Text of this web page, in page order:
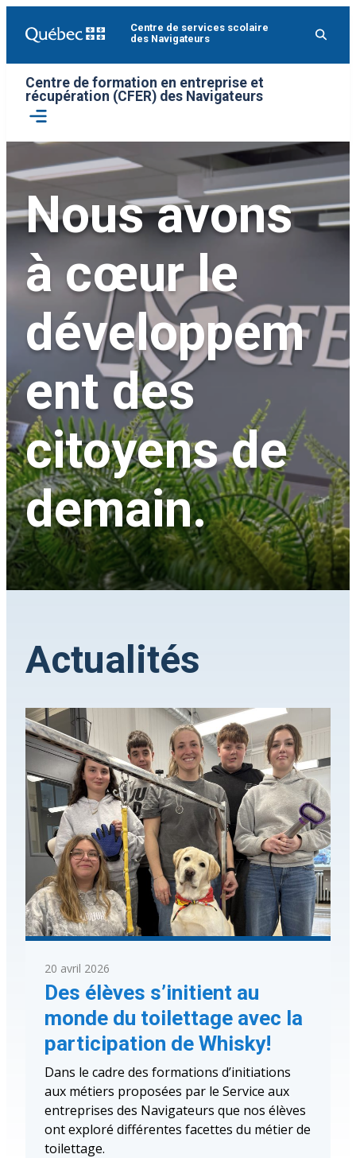
Centre de services scolaire
des Navigateurs
Centre de formation en entreprise et
récupération (CFER) des Navigateurs
Ouvrir
le
menu
Nous avons
à cœur le
développem
ent des
citoyens de
demain.
Actualités
20 avril 2026
Des élèves s’initient au
monde du toilettage avec la
participation de Whisky!
Dans le cadre des formations d’initiations
aux métiers proposées par le Service aux
entreprises des Navigateurs que nos élèves
ont exploré différentes facettes du métier de
toilettage.